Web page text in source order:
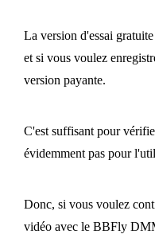
La version d'essai
et si vous voulez
version payante.
C'est suffisant pour
évidemment pas pour
Donc, si vous voulez
vidéo avec le BBFly